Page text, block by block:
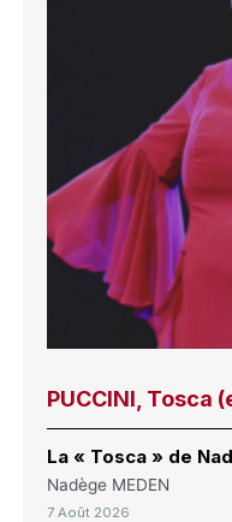
PUCCINI, Tosca
La « Tosca » de
Nadège MEDEN
7 Août 2026